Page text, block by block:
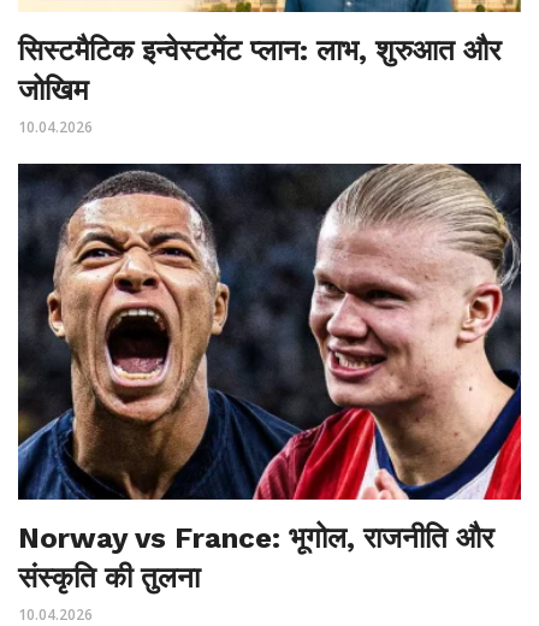
सिस्टमैटिक इन्वेस्टमेंट प्लान: लाभ, शुरुआत और
जोखिम
10.04.2026
Norway vs France: भूगोल, राजनीति और
संस्कृति की तुलना
10.04.2026